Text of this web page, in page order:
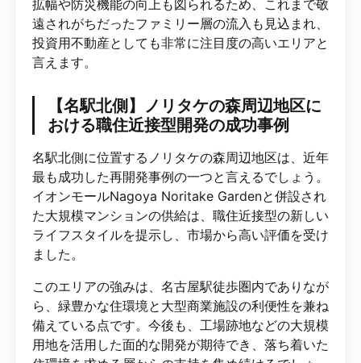
拡幅や防災機能の向上も図られるため、これまで敬
遠されがちだったファミリー層の流入も見込まれ、
投資用不動産としても非常に注目度の高いエリアと
言えます。
【名駅北側】ノリタケの森周辺地区に
おける職住近接型開発の成功事例
名駅北側に位置するノリタケの森周辺地区は、近年
最も成功した再開発事例の一つと言えるでしょう。
イオンモールNagoya Noritake Gardenと併設され
た大規模マンションの供給は、職住近接型の新しい
ライフスタイルを提示し、市場から高い評価を受け
ました。
このエリアの強みは、名古屋駅徒歩圏内でありなが
ら、緑豊かな住環境と大型商業施設の利便性を兼ね
備えている点です。今後も、工場跡地などの大規模
用地を活用した面的な開発が期待でき、落ち着いた